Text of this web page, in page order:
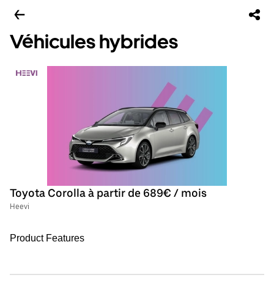
Véhicules hybrides
Toyota Corolla à partir de 689€ / mois
Heevi
Product Features